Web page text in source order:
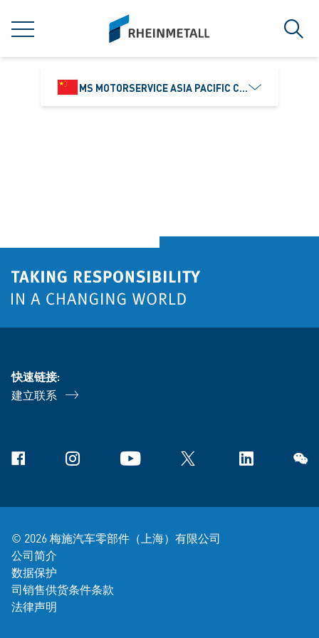
菜单
siteLogo
搜索
MS MOTORSERVICE ASIA PACIFIC CO., LTD.
快速链接:
建立联系
Facebook Instagram YouTube X Linkedin 微信
© 2026 梅施汽车零部件（上海）有限公司
公司简介
数据保护
司销售供货条件条款
法律声明